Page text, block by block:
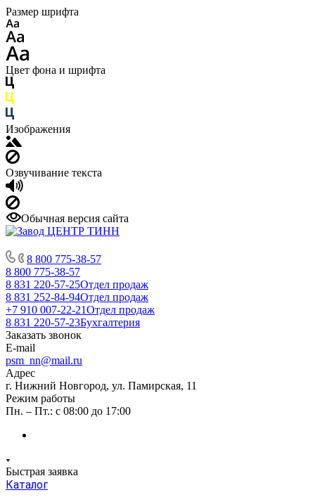
Размер шрифта
Цвет фона и шрифта
Изображения
Озвучивание текста
Обычная версия сайта
8 800 775-38-57
8 800 775-38-57
8 831 220-57-25Отдел продаж
8 831 252-84-94Отдел продаж
+7 910 007-22-21Отдел продаж
8 831 220-57-23Бухгалтерия
Заказать звонок
E-mail
psm_nn@mail.ru
Адрес
г. Нижний Новгород, ул. Памирская, 11
Режим работы
Пн. – Пт.: с 08:00 до 17:00
Быстрая заявка
Каталог